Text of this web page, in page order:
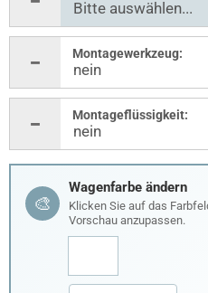
Montagewerkzeug:
Montageflüssigkeit:
🎨
Wagenfarbe ändern
Klicken Sie auf das
Vorschau anzupassen.